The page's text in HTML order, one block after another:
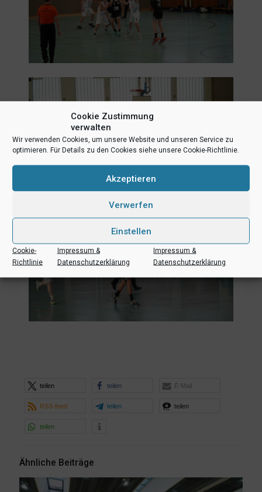
Cookie Zustimmung
verwalten
Wir verwenden Cookies, um unsere Website und unseren Service zu
optimieren. Für Details zu den Cookies siehe unsere Cookie-Richtlinie.
Akzeptieren
Verwerfen
Einstellen
Cookie-
Richtlinie
Impressum &
Datenschutzerklärung
Impressum &
Datenschutzerklärung
teilen teilen E-Mail
RSS-feed teilen teilen
teilen
Ähnliche Beiträge